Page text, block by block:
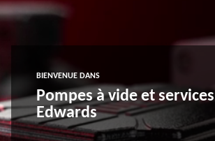
BIENVENUE DANS
Pompes à vide et services
Edwards